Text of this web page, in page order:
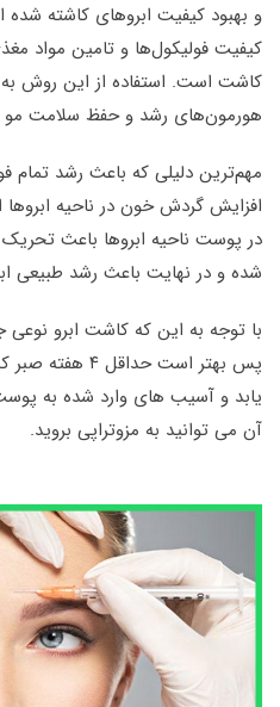
و بهبود کیفیت ابروهای کاشته
کیفیت فولیکول‌ها و تامین مواد
کاشت است. استفاده از این روش به
هورمون‌های رشد و حفظ سلامت
مهم‌ترین دلیلی که باعث رشد تمام
افزایش گردش خون در ناحیه
در پوست ناحیه ابروها باعث
شده و در نهایت باعث رشد طبیعی
با توجه به این که کاشت ابرو
پس بهتر است
یابد و آسیب های وارد شده به
آن می توانید به مزوتراپی بروید.